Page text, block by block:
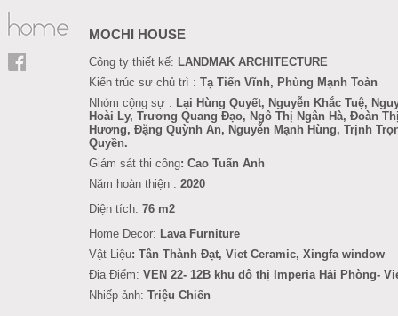
MOCHI HOUSE
Công ty thiết kế: LANDMAK ARCHITECTURE
Kiến trúc sư chủ trì : Tạ Tiến Vĩnh, Phùng Mạnh Toàn
Nhóm cộng sự : Lại Hùng Quyết, Nguyễn Khắc Tuệ,
Hoài Ly, Trương Quang Đạo, Ngô Thị Ngân Hà, Đoàn
Hương, Đặng Quỳnh An, Nguyễn Mạnh Hùng, Trịnh
Quyền.
Giám sát thi công: Cao Tuấn Anh
Năm hoàn thiện : 2020
Diện tích: 76 m2
Home Decor: Lava Furniture
Vật Liệu: Tân Thành Đạt, Viet Ceramic, Xingfa window
Địa Điểm: VEN 22- 12B khu đô thị Imperia Hải Phòng-
Nhiếp ảnh: Triệu Chiến